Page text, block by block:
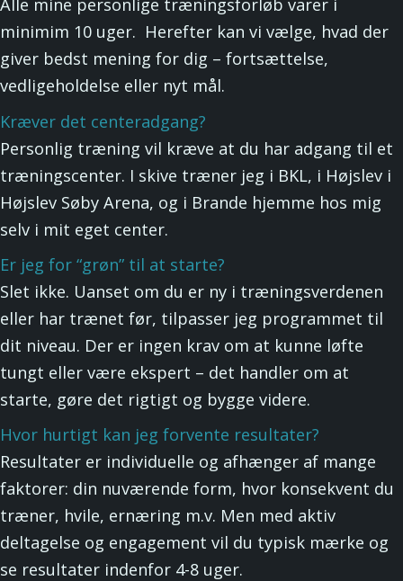
Alle mine personlige træningsforløb varer i
minimim 10 uger. Herefter kan vi vælge, hvad der
giver bedst mening for dig – fortsættelse,
vedligeholdelse eller nyt mål.
Kræver det centeradgang?
Personlig træning vil kræve at du har adgang til et
træningscenter. I skive træner jeg i BKL, i Højslev i
Højslev Søby Arena, og i Brande hjemme hos mig
selv i mit eget center.
Er jeg for “grøn” til at starte?
Slet ikke. Uanset om du er ny i træningsverdenen
eller har trænet før, tilpasser jeg programmet til
dit niveau. Der er ingen krav om at kunne løfte
tungt eller være ekspert – det handler om at
starte, gøre det rigtigt og bygge videre.
Hvor hurtigt kan jeg forvente resultater?
Resultater er individuelle og afhænger af mange
faktorer: din nuværende form, hvor konsekvent du
træner, hvile, ernæring m.v. Men med aktiv
deltagelse og engagement vil du typisk mærke og
se resultater indenfor 4-8 uger.